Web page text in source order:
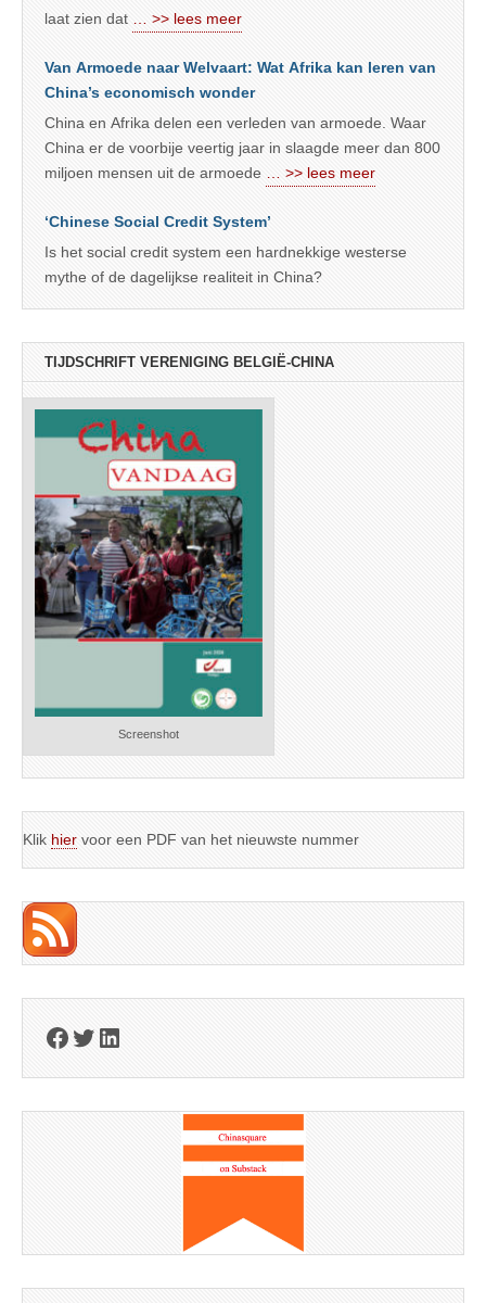
laat zien dat … >> lees meer
Van Armoede naar Welvaart: Wat Afrika kan leren van
China’s economisch wonder
China en Afrika delen een verleden van armoede. Waar
China er de voorbije veertig jaar in slaagde meer dan 800
miljoen mensen uit de armoede … >> lees meer
‘Chinese Social Credit System’
Is het social credit system een hardnekkige westerse
mythe of de dagelijkse realiteit in China?
TIJDSCHRIFT VERENIGING BELGIË-CHINA
Screenshot
Klik hier voor een PDF van het nieuwste nummer
Facebook
Twitter
LinkedIn